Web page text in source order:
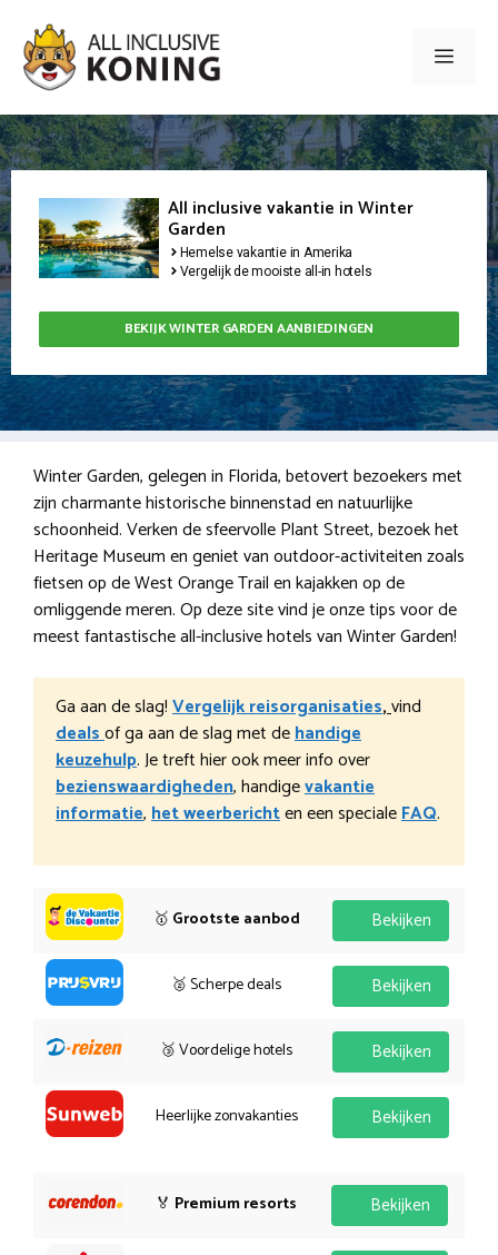
naar
inhoud
Menu
All inclusive vakantie in Winter
Garden
Hemelse vakantie in Amerika
Vergelijk de mooiste all-in hotels
BEKIJK WINTER GARDEN AANBIEDINGEN
Winter Garden, gelegen in Florida, betovert bezoekers met
zijn charmante historische binnenstad en natuurlijke
schoonheid. Verken de sfeervolle Plant Street, bezoek het
Heritage Museum en geniet van outdoor-activiteiten zoals
fietsen op de West Orange Trail en kajakken op de
omliggende meren. Op deze site vind je onze tips voor de
meest fantastische all-inclusive hotels van Winter Garden!
Ga aan de slag!Vergelijk reisorganisaties,vind
dealsof ga aan de slag met dehandige
keuzehulp. Je treft hier ook meer info over
bezienswaardigheden, handigevakantie
informatie,het weerberichten een specialeFAQ.
🥇 Grootste aanbod Bekijken
🥈 Scherpe deals Bekijken
🥉 Voordelige hotels Bekijken
Heerlijke zonvakanties Bekijken
🏅 Premium resorts Bekijken